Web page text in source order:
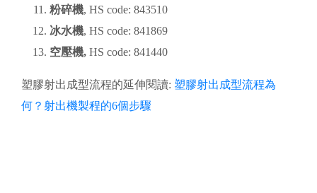
粉碎機, HS code: 843510
冰水機, HS code: 841869
空壓機, HS code: 841440
塑膠射出成型流程的延伸閱讀: 塑膠射出成型流程為
何？射出機製程的6個步驟